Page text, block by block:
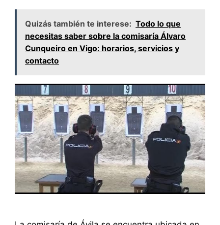
Quizás también te interese: Todo lo que
necesitas saber sobre la comisaría Álvaro
Cunqueiro en Vigo: horarios, servicios y
contacto